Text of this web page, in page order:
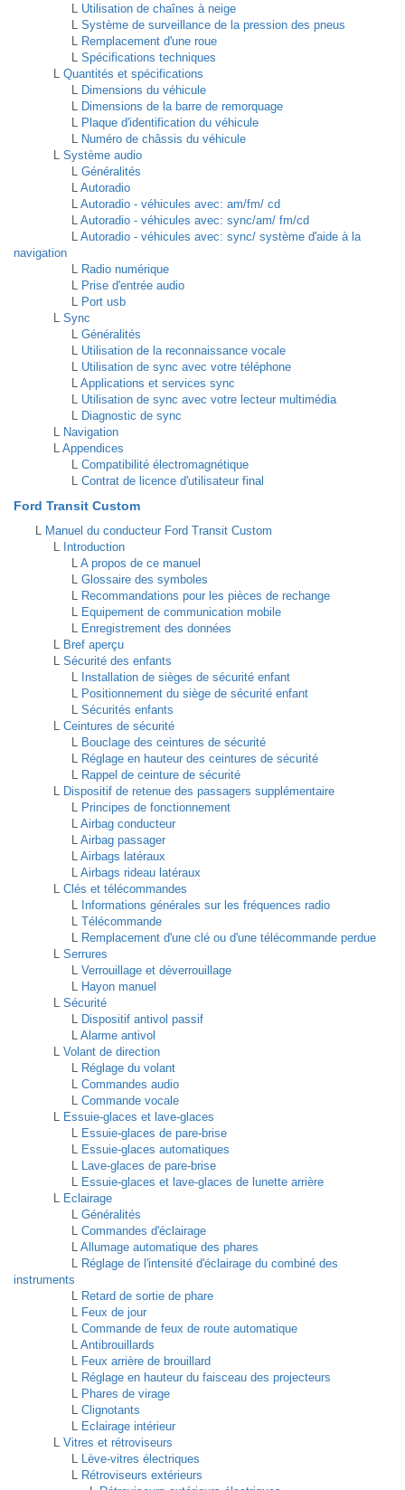
L Utilisation de chaînes à neige
L Système de surveillance de la pression des pneus
L Remplacement d'une roue
L Spécifications techniques
L Quantités et spécifications
L Dimensions du véhicule
L Dimensions de la barre de remorquage
L Plaque d'identification du véhicule
L Numéro de châssis du véhicule
L Système audio
L Généralités
L Autoradio
L Autoradio - véhicules avec: am/fm/ cd
L Autoradio - véhicules avec: sync/am/ fm/cd
L Autoradio - véhicules avec: sync/ système d'aide à la
navigation
L Radio numérique
L Prise d'entrée audio
L Port usb
L Sync
L Généralités
L Utilisation de la reconnaissance vocale
L Utilisation de sync avec votre téléphone
L Applications et services sync
L Utilisation de sync avec votre lecteur multimédia
L Diagnostic de sync
L Navigation
L Appendices
L Compatibilité électromagnétique
L Contrat de licence d'utilisateur final
Ford Transit Custom
L Manuel du conducteur Ford Transit Custom
L Introduction
L A propos de ce manuel
L Glossaire des symboles
L Recommandations pour les pièces de rechange
L Equipement de communication mobile
L Enregistrement des données
L Bref aperçu
L Sécurité des enfants
L Installation de sièges de sécurité enfant
L Positionnement du siège de sécurité enfant
L Sécurités enfants
L Ceintures de sécurité
L Bouclage des ceintures de sécurité
L Réglage en hauteur des ceintures de sécurité
L Rappel de ceinture de sécurité
L Dispositif de retenue des passagers supplémentaire
L Principes de fonctionnement
L Airbag conducteur
L Airbag passager
L Airbags latéraux
L Airbags rideau latéraux
L Clés et télécommandes
L Informations générales sur les fréquences radio
L Télécommande
L Remplacement d'une clé ou d'une télécommande perdue
L Serrures
L Verrouillage et déverrouillage
L Hayon manuel
L Sécurité
L Dispositif antivol passif
L Alarme antivol
L Volant de direction
L Réglage du volant
L Commandes audio
L Commande vocale
L Essuie-glaces et lave-glaces
L Essuie-glaces de pare-brise
L Essuie-glaces automatiques
L Lave-glaces de pare-brise
L Essuie-glaces et lave-glaces de lunette arrière
L Eclairage
L Généralités
L Commandes d'éclairage
L Allumage automatique des phares
L Réglage de l'intensité d'éclairage du combiné des
instruments
L Retard de sortie de phare
L Feux de jour
L Commande de feux de route automatique
L Antibrouillards
L Feux arrière de brouillard
L Réglage en hauteur du faisceau des projecteurs
L Phares de virage
L Clignotants
L Eclairage intérieur
L Vitres et rétroviseurs
L Lève-vitres électriques
L Rétroviseurs extérieurs